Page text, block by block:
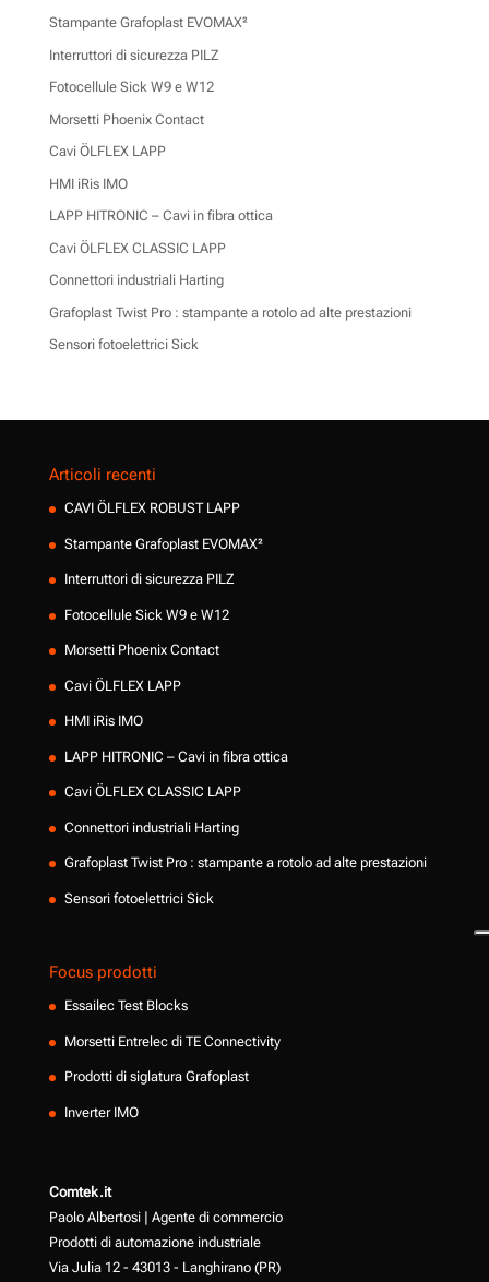
Stampante Grafoplast EVOMAX²
Interruttori di sicurezza PILZ
Fotocellule Sick W9 e W12
Morsetti Phoenix Contact
Cavi ÖLFLEX LAPP
HMI iRis IMO
LAPP HITRONIC – Cavi in fibra ottica
Cavi ÖLFLEX CLASSIC LAPP
Connettori industriali Harting
Grafoplast Twist Pro : stampante a rotolo ad alte prestazioni
Sensori fotoelettrici Sick
Articoli recenti
CAVI ÖLFLEX ROBUST LAPP
Stampante Grafoplast EVOMAX²
Interruttori di sicurezza PILZ
Fotocellule Sick W9 e W12
Morsetti Phoenix Contact
Cavi ÖLFLEX LAPP
HMI iRis IMO
LAPP HITRONIC – Cavi in fibra ottica
Cavi ÖLFLEX CLASSIC LAPP
Connettori industriali Harting
Grafoplast Twist Pro : stampante a rotolo ad alte prestazioni
Sensori fotoelettrici Sick
Focus prodotti
Essailec Test Blocks
Morsetti Entrelec di TE Connectivity
Prodotti di siglatura Grafoplast
Inverter IMO
Comtek.it
Paolo Albertosi | Agente di commercio
Prodotti di automazione industriale
Via Julia 12 - 43013 - Langhirano (PR)